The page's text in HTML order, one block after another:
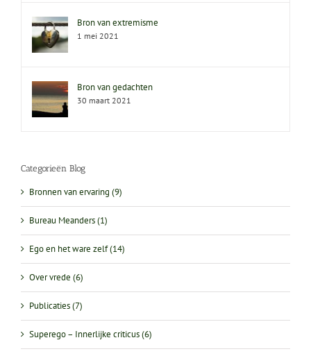
Bron van extremisme
1 mei 2021
Bron van gedachten
30 maart 2021
Categorieën Blog
Bronnen van ervaring (9)
Bureau Meanders (1)
Ego en het ware zelf (14)
Over vrede (6)
Publicaties (7)
Superego – Innerlijke criticus (6)